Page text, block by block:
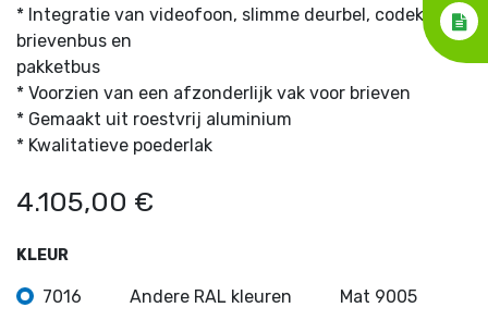
* Integratie van videofoon, slimme deurbel, codeklavier,
brievenbus en
pakketbus
* Voorzien van een afzonderlijk vak voor brieven
* Gemaakt uit roestvrij aluminium
* Kwalitatieve poederlak
4.105,00 €
KLEUR
7016 Andere RAL kleuren Mat 9005